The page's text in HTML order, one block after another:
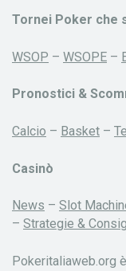
Tornei Poker che
WSOP – WSOPE –
Pronostici &
Calcio – Basket –
Casinò
News – Slot
– Strategie &
Pokeritaliaweb.org